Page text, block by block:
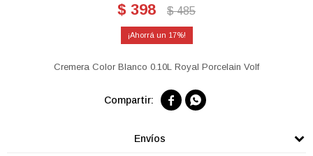
$ 398 $ 485
17
Cremera Color Blanco 0.10L Royal Porcelain Volf
 
Envíos